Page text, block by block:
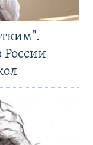
России